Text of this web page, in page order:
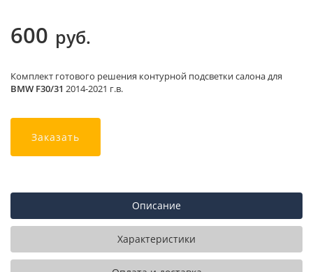
600 руб.
Комплект готового решения контурной подсветки салона для
BMW F30/31 2014-2021 г.в.
Заказать
Описание
Характеристики